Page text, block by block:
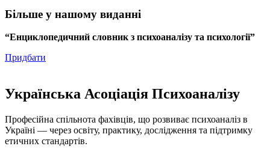
Більше у нашому виданні
“Енциклопедичний словник з психоаналізу та психології”
Придбати
Українська Асоціація Психоаналізу
Професійна спільнота фахівців, що розвиває психоаналіз в
Україні — через освіту, практику, дослідження та підтримку
етичних стандартів.